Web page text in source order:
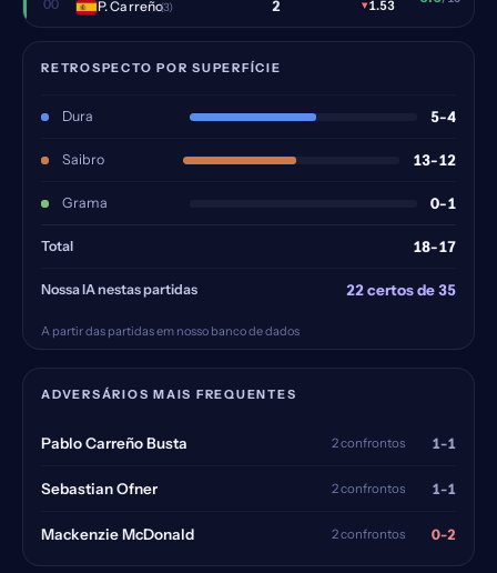
00 P. Carreño(3) 2 ▾1.53
RETROSPECTO POR SUPERFÍCIE
Dura 5-4
Saibro 13-12
Grama 0-1
Total 18-17
Nossa IA nestas partidas 22 certos de 35
A partir das partidas em nosso banco de dados
ADVERSÁRIOS MAIS FREQUENTES
Pablo Carreño Busta 2 confrontos 1-1
Sebastian Ofner 2 confrontos 1-1
Mackenzie McDonald 2 confrontos 0-2